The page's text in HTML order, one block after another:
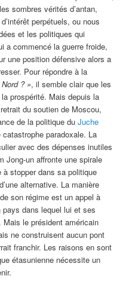
sombres vérités d’antan,
perpétuels, ou nous
et les politiques qui
a commencé la guerre froide,
une position défensive alors a
Pour répondre à la
? », il semble clair que les
prospérité. Mais depuis la
du soutien de Moscou,
de la politique duJuche
paradoxale. La
avec des dépenses inutiles
Jong-un affronte une spirale
stopper dans sa politique
alternative. La manière
son régime est un appel à
dans lequel lui et ses
le président américain
ne construisent aucun pont
franchir. Les raisons en sont
étasunienne nécessite un